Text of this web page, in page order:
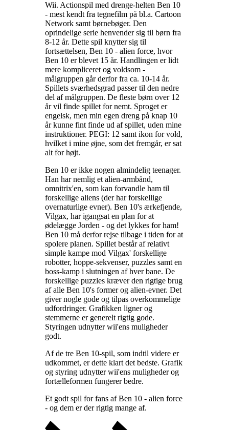
Wii. Actionspil med drenge-helten Ben 10
- mest kendt fra tegnefilm på bl.a. Cartoon
Network samt børnebøger. Den
oprindelige serie henvender sig til børn fra
8-12 år. Dette spil knytter sig til
fortsættelsen, Ben 10 - alien force, hvor
Ben 10 er blevet 15 år. Handlingen er lidt
mere kompliceret og voldsom -
målgruppen går derfor fra ca. 10-14 år.
Spillets sværhedsgrad passer til den nedre
del af målgruppen. De fleste børn over 12
år vil finde spillet for nemt. Sproget er
engelsk, men min egen dreng på knap 10
år kunne fint finde ud af spillet, uden mine
instruktioner. PEGI: 12 samt ikon for vold,
hvilket i mine øjne, som det fremgår, er sat
alt for højt.
Ben 10 er ikke nogen almindelig teenager.
Han har nemlig et alien-armbånd,
omnitrix'en, som kan forvandle ham til
forskellige aliens (der har forskellige
overnaturlige evner). Ben 10's ærkefjende,
Vilgax, har igangsat en plan for at
ødelægge Jorden - og det lykkes for ham!
Ben 10 må derfor rejse tilbage i tiden for at
spolere planen. Spillet består af relativt
simple kampe mod Vilgax' forskellige
robotter, hoppe-sekvenser, puzzles samt en
boss-kamp i slutningen af hver bane. De
forskellige puzzles kræver den rigtige brug
af alle Ben 10's former og alien-evner. Det
giver nogle gode og tilpas overkommelige
udfordringer. Grafikken ligner og
stemmerne er generelt rigtig gode.
Styringen udnytter wii'ens muligheder
godt.
Af de tre Ben 10-spil, som indtil videre er
udkommet, er dette klart det bedste. Grafik
og styring udnytter wii'ens muligheder og
fortælleformen fungerer bedre.
Et godt spil for fans af Ben 10 - alien force
- og dem er der rigtig mange af.